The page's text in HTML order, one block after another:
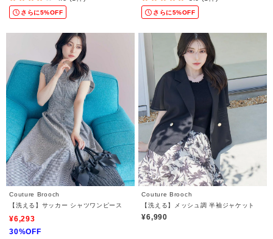
さらに5%OFF さらに5%OFF
Couture Brooch
【洗える】サッカー シャツワンピース
¥6,293
30%OFF
Couture Brooch
【洗える】メッシュ調 半袖ジャケット
¥6,990